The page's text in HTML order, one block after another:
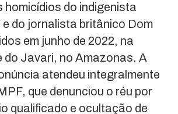
homicídios do indigenista
e do jornalista britânico Dom
em junho de 2022, na
do Javari, no Amazonas. A
atendeu integralmente
que denunciou o réu por
qualificado e ocultação de